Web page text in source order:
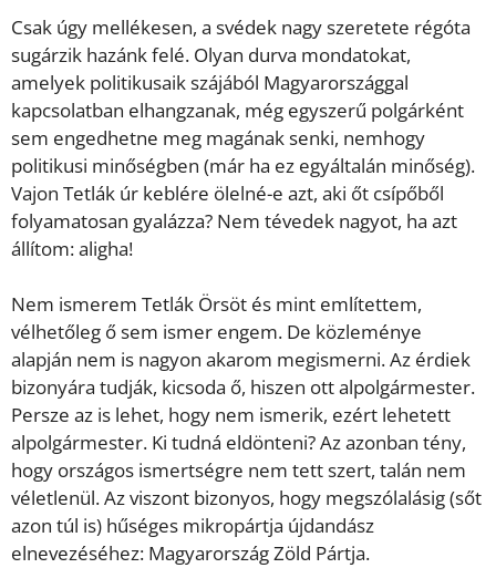
Csak úgy mellékesen, a svédek nagy szeretete régóta
sugárzik hazánk felé. Olyan durva mondatokat,
amelyek politikusaik szájából Magyarországgal
kapcsolatban elhangzanak, még egyszerű polgárként
sem engedhetne meg magának senki, nemhogy
politikusi minőségben (már ha ez egyáltalán minőség).
Vajon Tetlák úr keblére ölelné-e azt, aki őt csípőből
folyamatosan gyalázza? Nem tévedek nagyot, ha azt
állítom: aligha!
Nem ismerem Tetlák Örsöt és mint említettem,
vélhetőleg ő sem ismer engem. De közleménye
alapján nem is nagyon akarom megismerni. Az érdiek
bizonyára tudják, kicsoda ő, hiszen ott alpolgármester.
Persze az is lehet, hogy nem ismerik, ezért lehetett
alpolgármester. Ki tudná eldönteni? Az azonban tény,
hogy országos ismertségre nem tett szert, talán nem
véletlenül. Az viszont bizonyos, hogy megszólalásig (sőt
azon túl is) hűséges mikropártja újdandász
elnevezéséhez: Magyarország Zöld Pártja.